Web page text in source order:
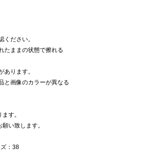
ください。
たままの状態で擦れる
あります。
と画像のカラーが異なる
す。
い致します。
：38